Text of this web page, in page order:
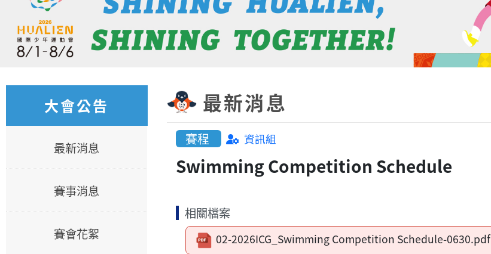
大會公告
最新消息
賽事消息
賽會花絮
最新消息
賽程 資訊組
Swimming Competition Schedule
相關檔案
02-2026ICG_Swimming Competition Schedule-0630.pdf